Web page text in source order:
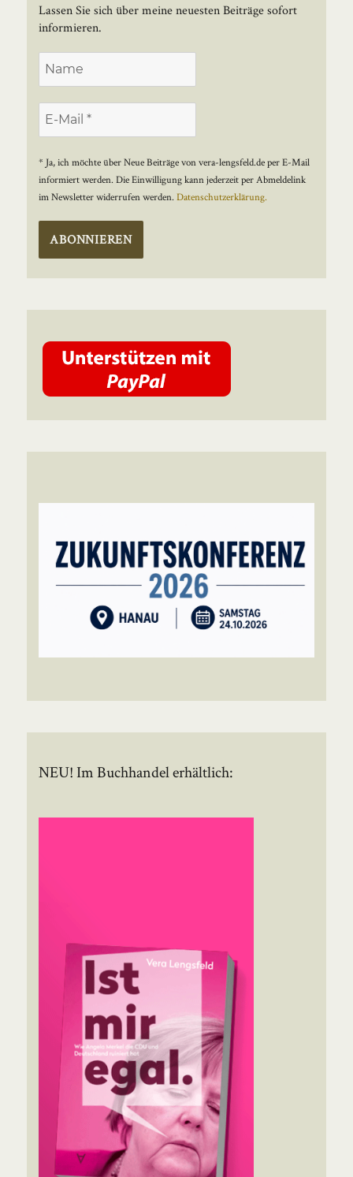
Lassen Sie sich über meine neuesten Beiträge sofort
informieren.
* Ja, ich möchte über Neue Beiträge von vera-lengsfeld.de per E-Mail
informiert werden. Die Einwilligung kann jederzeit per Abmeldelink
im Newsletter widerrufen werden.Datenschutzerklärung.
NEU! Im Buchhandel erhältlich: